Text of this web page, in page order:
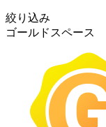
絞り込み
ゴールドスペース